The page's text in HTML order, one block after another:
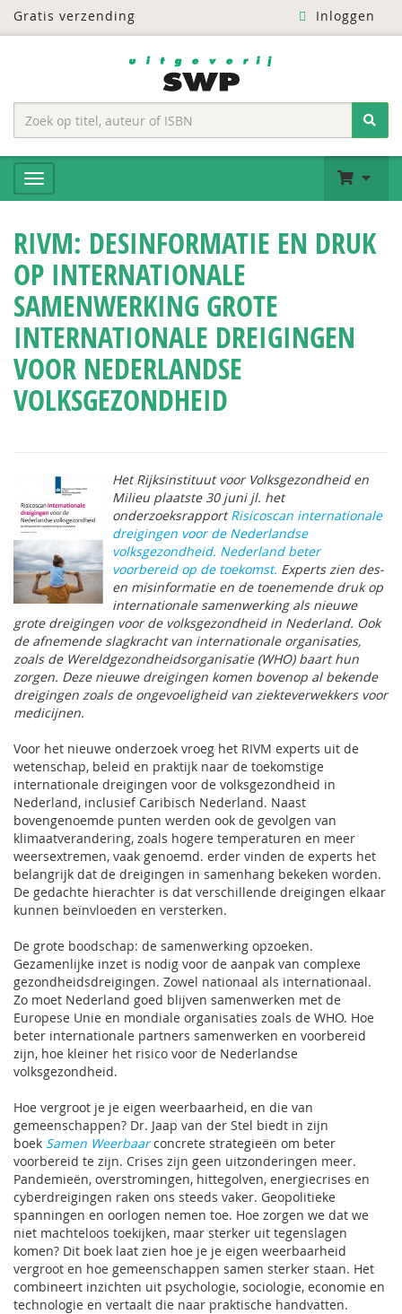
Gratis verzending Inloggen
RIVM: DESINFORMATIE EN DRUK
OP INTERNATIONALE
SAMENWERKING GROTE
INTERNATIONALE DREIGINGEN
VOOR NEDERLANDSE
VOLKSGEZONDHEID
Het Rijksinstituut voor Volksgezondheid en
Milieu plaatste 30 juni jl. het
onderzoeksrapportRisicoscan internationale
dreigingen voor de Nederlandse
volksgezondheid. Nederland beter
voorbereid op de toekomst. Experts zien des-
en misinformatie en de toenemende druk op
internationale samenwerking als nieuwe
grote dreigingen voor de volksgezondheid in Nederland. Ook
de afnemende slagkracht van internationale organisaties,
zoals de Wereldgezondheidsorganisatie (WHO) baart hun
zorgen. Deze nieuwe dreigingen komen bovenop al bekende
dreigingen zoals de ongevoeligheid van ziekteverwekkers voor
medicijnen.
Voor het nieuwe onderzoek vroeg het RIVM experts uit de
wetenschap, beleid en praktijk naar de toekomstige
internationale dreigingen voor de volksgezondheid in
Nederland, inclusief Caribisch Nederland. Naast
bovengenoemde punten werden ook de gevolgen van
klimaatverandering, zoals hogere temperaturen en meer
weersextremen, vaak genoemd. erder vinden de experts het
belangrijk dat de dreigingen in samenhang bekeken worden.
De gedachte hierachter is dat verschillende dreigingen elkaar
kunnen beïnvloeden en versterken.
De grote boodschap: de samenwerking opzoeken.
Gezamenlijke inzet is nodig voor de aanpak van complexe
gezondheidsdreigingen. Zowel nationaal als internationaal.
Zo moet Nederland goed blijven samenwerken met de
Europese Unie en mondiale organisaties zoals de WHO. Hoe
beter internationale partners samenwerken en voorbereid
zijn, hoe kleiner het risico voor de Nederlandse
volksgezondheid.
Hoe vergroot je je eigen weerbaarheid, en die van
gemeenschappen? Dr. Jaap van der Stel biedt in zijn
boek Samen Weerbaar concrete strategieën om beter
voorbereid te zijn. Crises zijn geen uitzonderingen meer.
Pandemieën, overstromingen, hittegolven, energiecrises en
cyberdreigingen raken ons steeds vaker. Geopolitieke
spanningen en oorlogen nemen toe. Hoe zorgen we dat we
niet machteloos toekijken, maar sterker uit tegenslagen
komen? Dit boek laat zien hoe je je eigen weerbaarheid
vergroot en hoe gemeenschappen samen sterker staan. Het
combineert inzichten uit psychologie, sociologie, economie en
technologie en vertaalt die naar praktische handvatten.